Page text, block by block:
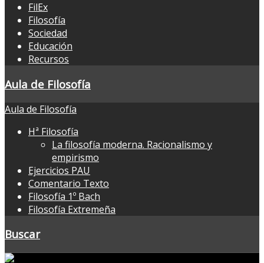
FilEx
Filosofía
Sociedad
Educación
Recursos
Aula de Filosofía
Aula de Filosofía
Hª Filosofía
La filosofía moderna. Racionalismo y
empirismo
Ejercicios PAU
Comentario Texto
Filosofía 1º Bach
Filosofía Extremeña
Buscar